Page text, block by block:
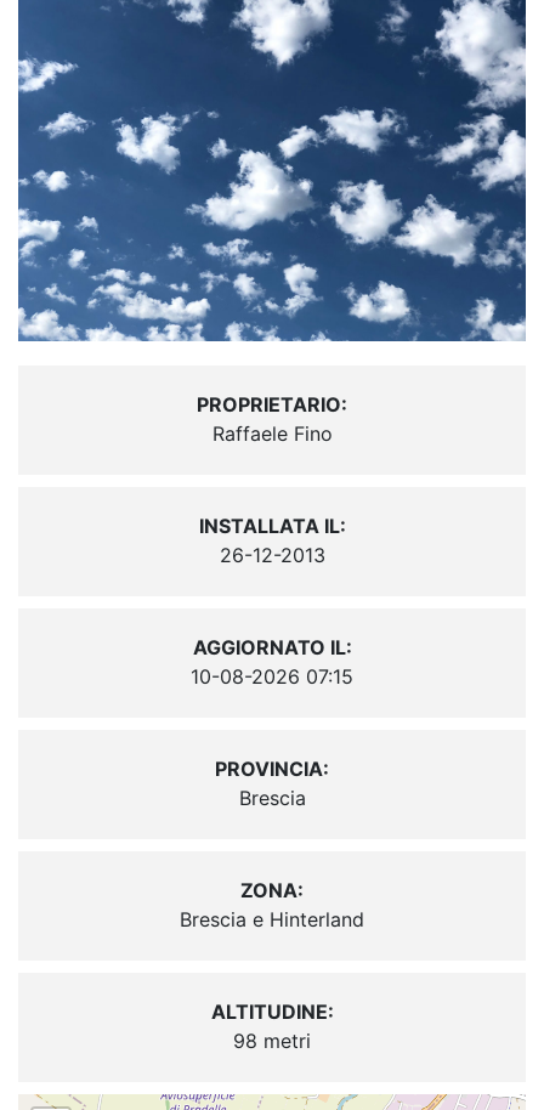
PROPRIETARIO:
Raffaele Fino
INSTALLATA IL:
26-12-2013
AGGIORNATO IL:
10-08-2026 07:15
PROVINCIA:
Brescia
ZONA:
Brescia e Hinterland
ALTITUDINE:
98 metri